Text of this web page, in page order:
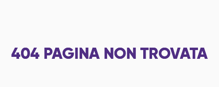
404 PAGINA NON TROVATA